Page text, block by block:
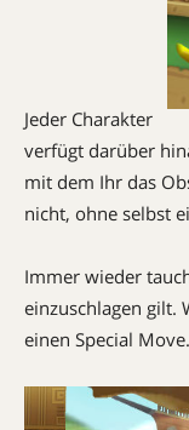
Jeder Charakter
verfügt darüber
mit dem Ihr das
nicht, ohne selbst
Immer wieder
einzuschlagen gilt.
einen Special Move.